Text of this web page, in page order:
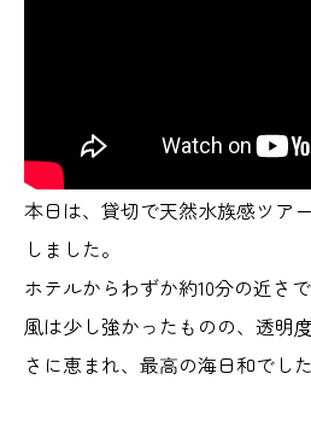
本日は、貸切で天然水族感ツア
しました。
ホテルからわずか約10分の近さで
風は少し強かったものの、透明
さに恵まれ、最高の海日和でした